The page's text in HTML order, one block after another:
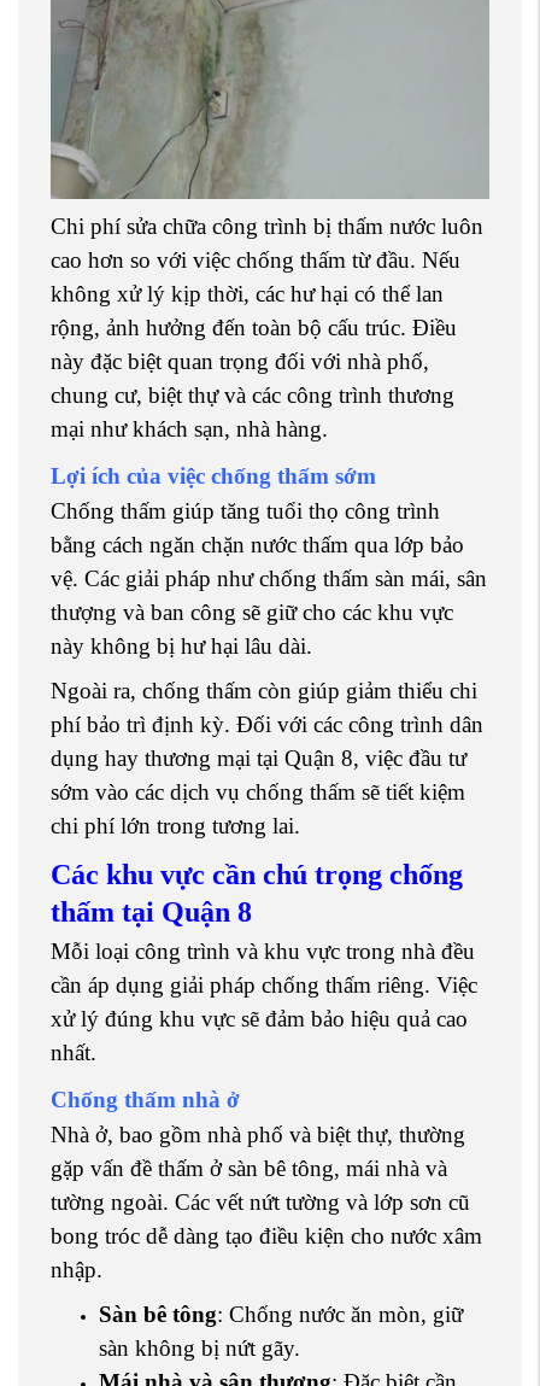
Chi phí sửa chữa công trình bị thấm nước luôn
cao hơn so với việc chống thấm từ đầu. Nếu
không xử lý kịp thời, các hư hại có thể lan
rộng, ảnh hưởng đến toàn bộ cấu trúc. Điều
này đặc biệt quan trọng đối với nhà phố,
chung cư, biệt thự và các công trình thương
mại như khách sạn, nhà hàng.
Lợi ích của việc chống thấm sớm
Chống thấm giúp tăng tuổi thọ công trình
bằng cách ngăn chặn nước thấm qua lớp bảo
vệ. Các giải pháp như chống thấm sàn mái, sân
thượng và ban công sẽ giữ cho các khu vực
này không bị hư hại lâu dài.
Ngoài ra, chống thấm còn giúp giảm thiểu chi
phí bảo trì định kỳ. Đối với các công trình dân
dụng hay thương mại tại Quận 8, việc đầu tư
sớm vào các dịch vụ chống thấm sẽ tiết kiệm
chi phí lớn trong tương lai.
Các khu vực cần chú trọng chống
thấm tại Quận 8
Mỗi loại công trình và khu vực trong nhà đều
cần áp dụng giải pháp chống thấm riêng. Việc
xử lý đúng khu vực sẽ đảm bảo hiệu quả cao
nhất.
Chống thấm nhà ở
Nhà ở, bao gồm nhà phố và biệt thự, thường
gặp vấn đề thấm ở sàn bê tông, mái nhà và
tường ngoài. Các vết nứt tường và lớp sơn cũ
bong tróc dễ dàng tạo điều kiện cho nước xâm
nhập.
Sàn bê tông: Chống nước ăn mòn, giữ
sàn không bị nứt gãy.